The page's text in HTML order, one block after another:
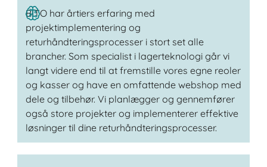
BITO har årtiers erfaring med
projektimplementering og
returhåndteringsprocesser i stort set alle
brancher. Som specialist i lagerteknologi går vi
langt videre end til at fremstille vores egne reoler
og kasser og have en omfattende webshop med
dele og tilbehør. Vi planlægger og gennemfører
også store projekter og implementerer effektive
løsninger til dine returhåndteringsprocesser.